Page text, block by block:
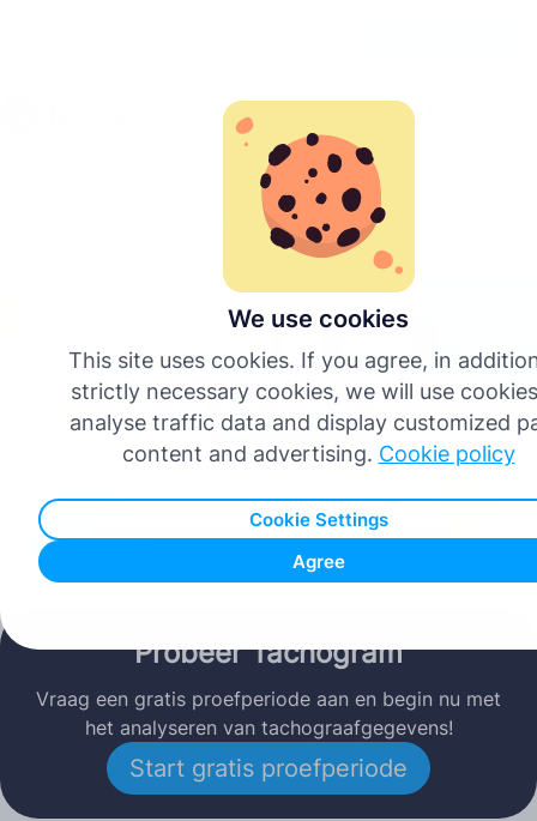
We use cookies
This site uses cookies. If you agree, in
strictly necessary cookies, we will use
analyse traffic data and display customized
content and advertising. Cookie policy
Cookie Settings
Agree
Français
Italiano
Meer talen
Gepubliceerd: 11.01.2022
Probeer Tachogram
Vraag een gratis proefperiode aan en begin nu met
het analyseren van tachograafgegevens!
Start gratis proefperiode